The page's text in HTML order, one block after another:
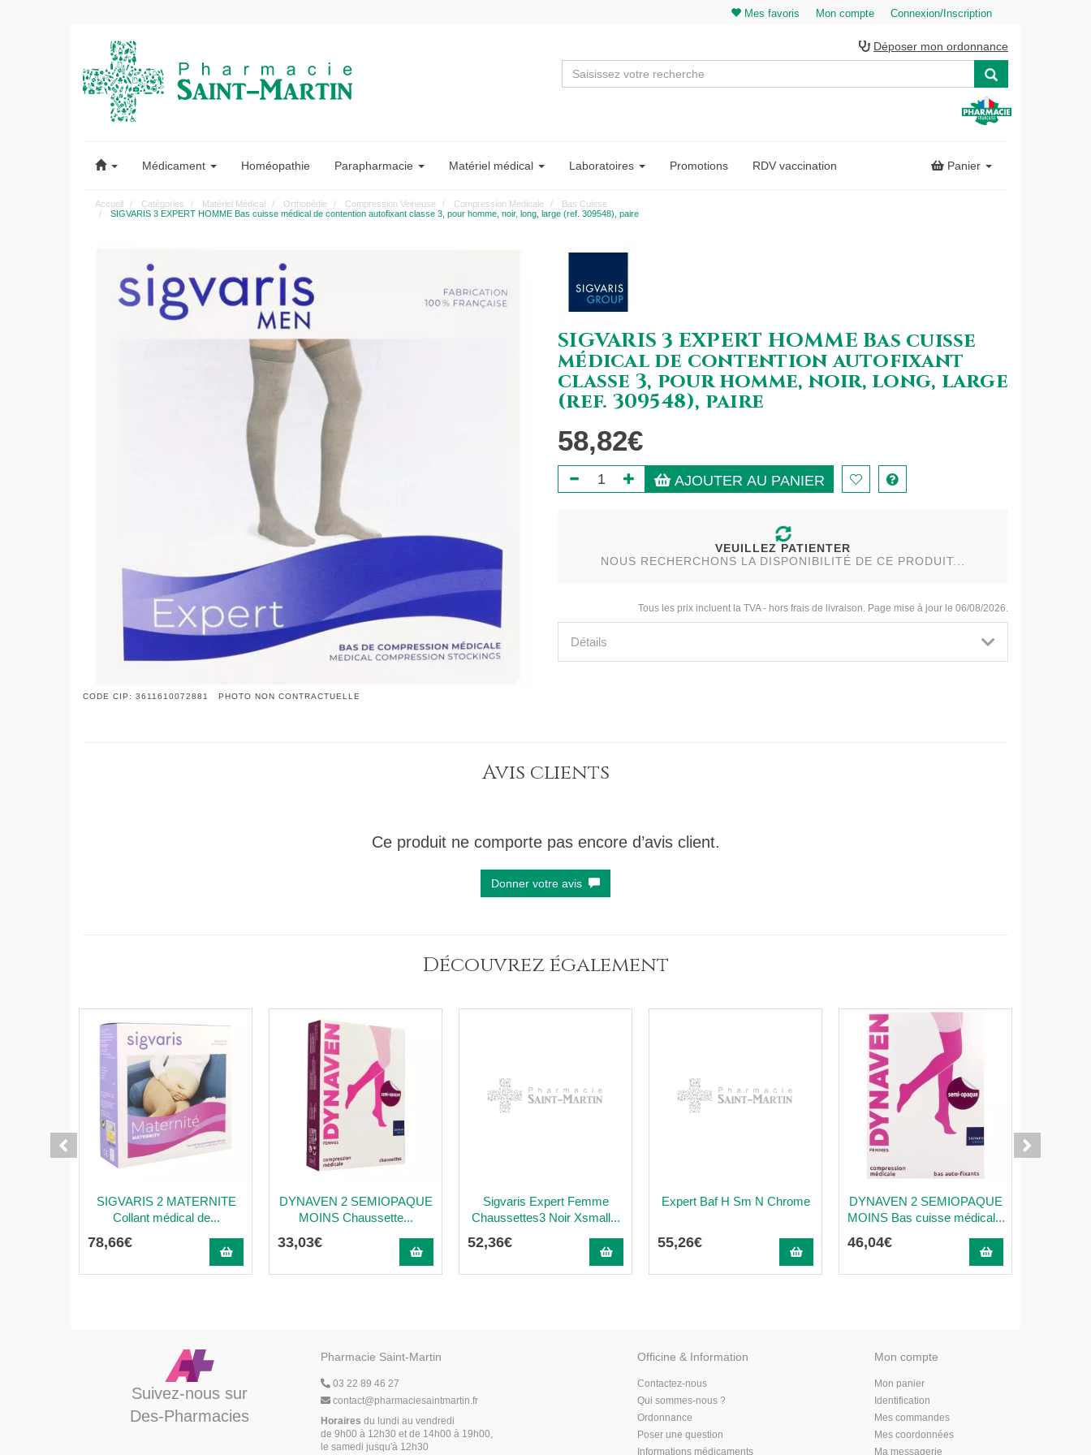
Mes favoris Mon compte Connexion/Inscription
Saint-
Martin
Saint-
Martin
Amiens
Déposer mon ordonnance
Médicament Homéopathie Parapharmacie Matériel médical Laboratoires Promotions RDV vaccination Panier
Accueil Catégories Matériel Médical Orthopédie Compression Veineuse Compression Medicale
Bas Cuisse
SIGVARIS 3 EXPERT HOMME Bas cuisse médical de contention autofixant classe 3, pour homme, noir, long, large (ref. 309548), paire
CODE CIP: 3611610072881 PHOTO NON CONTRACTUELLE
SIGVARIS 3 EXPERT HOMME Bas cuisse
médical de contention autofixant
classe 3, pour homme, noir, long, large
(ref. 309548), paire
58,82€
AJOUTER AU PANIER
VEUILLEZ PATIENTER
NOUS RECHERCHONS LA DISPONIBILITÉ DE CE PRODUIT...
Tous les prix incluent la TVA - hors frais de livraison. Page mise à jour le 06/08/2026.
Détails
Avis clients
Ce produit ne comporte pas encore d’avis client.
Donner votre avis
Découvrez également
SIGVARIS 2 MATERNITE
Collant médical de...
78,66€
DYNAVEN 2 SEMIOPAQUE
MOINS Chaussette...
33,03€
Sigvaris Expert Femme
Chaussettes3 Noir Xsmall...
52,36€
Expert Baf H Sm N Chrome
55,26€
DYNAVEN 2 SEMIOPAQUE
MOINS Bas cuisse médical...
46,04€
Suivez-nous sur
Des-Pharmacies
Pharmacie Saint-Martin
03 22 89 46 27
contact@pharmaciesaintmartin.fr
Horaires du lundi au vendredi
de 9h00 à 12h30 et de 14h00 à 19h00,
le samedi jusqu'à 12h30
Officine & Information
Contactez-nous
Qui sommes-nous ?
Ordonnance
Poser une question
Informations médicaments
Mon compte
Mon panier
Identification
Mes commandes
Mes coordonnées
Ma messagerie